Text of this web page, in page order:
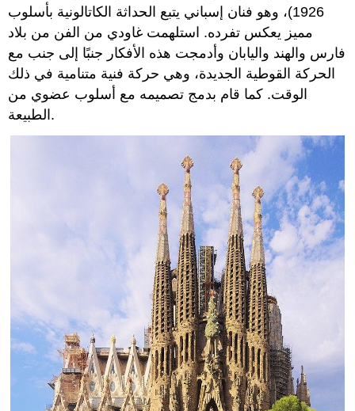
1926)، وهو فنان إسباني يتبع الحداثة الكاتالونية بأسلوب
مميز يعكس تفرده. استلهمت غاودي من الفن من بلاد
فارس والهند واليابان وأدمجت هذه الأفكار جنبًا إلى جنب مع
الحركة القوطية الجديدة، وهي حركة فنية متنامية في ذلك
الوقت. كما قام بدمج تصميمه مع أسلوب عضوي من
الطبيعة.